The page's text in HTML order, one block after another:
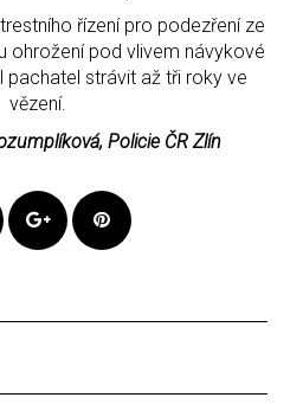
řízení pro podezření ze
ohrožení pod vlivem návykové
pachatel strávit až tři roky ve
vězení.
Policie ČR Zlín